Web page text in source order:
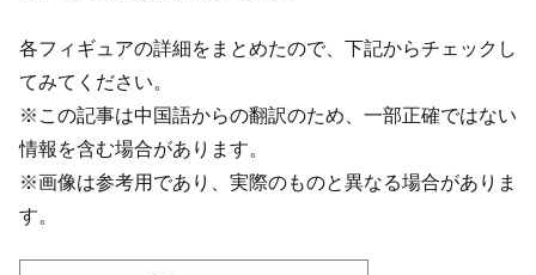
各フィギュアの詳細をまとめたので、下記からチェックし
てみてください。
※この記事は中国語からの翻訳のため、一部正確ではない
情報を含む場合があります。
※画像は参考用であり、実際のものと異なる場合がありま
す。